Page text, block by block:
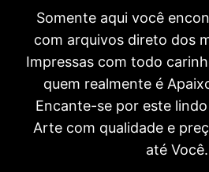
Somente aqui você
com arquivos direto dos
Impressas com todo
quem realmente é
Encante-se por este
Arte com qualidade e
até Você.